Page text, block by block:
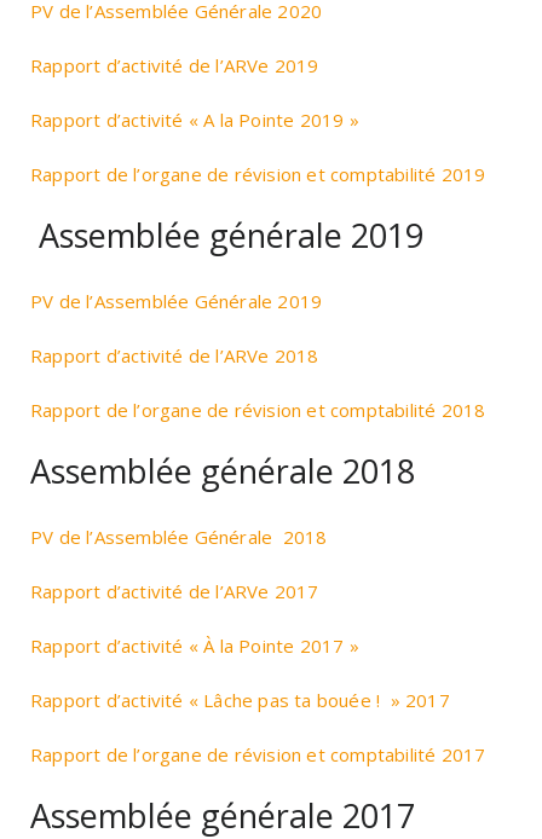
PV de l’Assemblée Générale 2020
Rapport d’activité de l’ARVe 2019
Rapport d’activité « A la Pointe 2019 »
Rapport de l’organe de révision et comptabilité 2019
Assemblée générale 2019
PV de l’Assemblée Générale 2019
Rapport d’activité de l’ARVe 2018
Rapport de l’organe de révision et comptabilité 2018
Assemblée générale 2018
PV de l’Assemblée Générale 2018
Rapport d’activité de l’ARVe 2017
Rapport d’activité « À la Pointe 2017 »
Rapport d’activité « Lâche pas ta bouée ! » 2017
Rapport de l’organe de révision et comptabilité 2017
Assemblée générale 2017